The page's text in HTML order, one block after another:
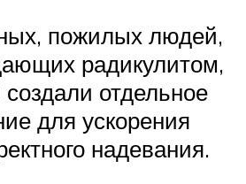
пожилых людей,
радикулитом,
создали отдельное
для ускорения
надевания.